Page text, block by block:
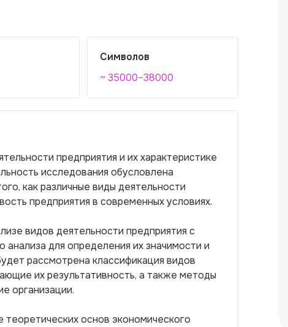
Символов
~ 35000–38000
предприятия и их характеристике
исследования обусловлена
как различные виды деятельности
предприятия в современных условиях.
видов деятельности предприятия с
для определения их значимости и
рассмотрена классификация видов
их результативность, а также методы
организации.
основ экономического